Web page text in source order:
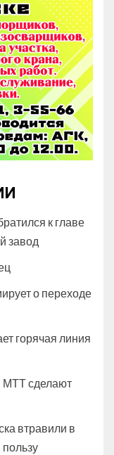
к главе
завод
о переходе
горячая линия
МТТ сделают
втравили в